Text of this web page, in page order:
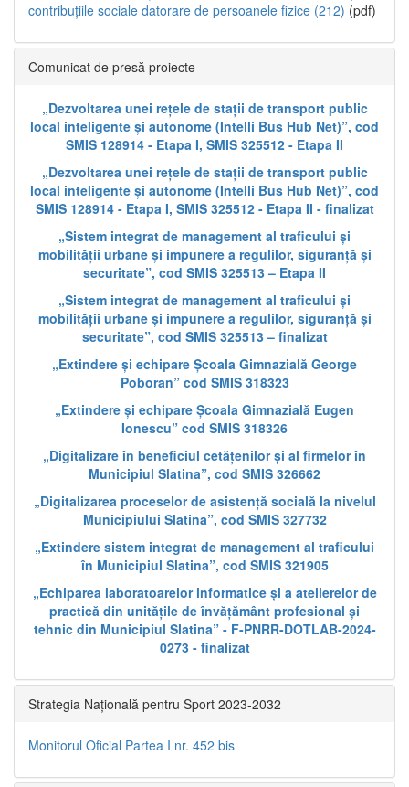
contribuțiile sociale datorare de persoanele fizice (212) (pdf)
Comunicat de presă proiecte
„Dezvoltarea unei rețele de stații de transport public
local inteligente și autonome (Intelli Bus Hub Net)”, cod
SMIS 128914 - Etapa I, SMIS 325512 - Etapa II
„Dezvoltarea unei rețele de stații de transport public
local inteligente și autonome (Intelli Bus Hub Net)”, cod
SMIS 128914 - Etapa I, SMIS 325512 - Etapa II - finalizat
„Sistem integrat de management al traficului și
mobilității urbane și impunere a regulilor, siguranță și
securitate”, cod SMIS 325513 – Etapa II
„Sistem integrat de management al traficului și
mobilității urbane și impunere a regulilor, siguranță și
securitate”, cod SMIS 325513 – finalizat
„Extindere și echipare Școala Gimnazială George
Poboran” cod SMIS 318323
„Extindere și echipare Școala Gimnazială Eugen
Ionescu” cod SMIS 318326
„Digitalizare în beneficiul cetățenilor și al firmelor în
Municipiul Slatina”, cod SMIS 326662
„Digitalizarea proceselor de asistență socială la nivelul
Municipiului Slatina”, cod SMIS 327732
„Extindere sistem integrat de management al traficului
în Municipiul Slatina”, cod SMIS 321905
„Echiparea laboratoarelor informatice și a atelierelor de
practică din unitățile de învățământ profesional și
tehnic din Municipiul Slatina” - F-PNRR-DOTLAB-2024-
0273 - finalizat
Strategia Națională pentru Sport 2023-2032
Monitorul Oficial Partea I nr. 452 bis